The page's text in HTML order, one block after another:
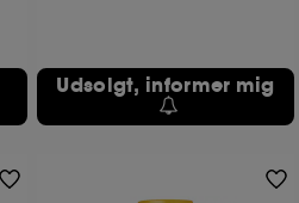
Udsolgt, informer mig